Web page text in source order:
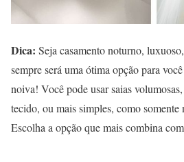
Dica: Seja casamento noturno,
sempre será uma ótima opção para
noiva! Você pode usar saias
tecido, ou mais simples, como somente
Escolha a opção que mais combina